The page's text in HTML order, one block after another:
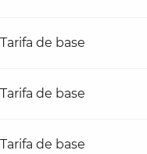
Tarifa de base
Tarifa de base
Tarifa de base